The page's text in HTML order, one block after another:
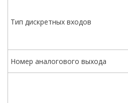
Тип дискретных входов
Номер аналогового выхода